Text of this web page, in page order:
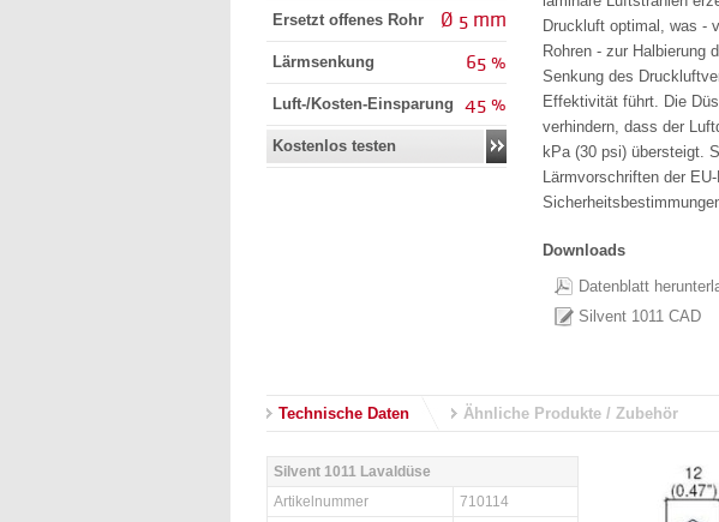
Ersetzt offenes Rohr Ø 5 mm
Lärmsenkung 65 %
Luft-/Kosten-Einsparung 45 %
Kostenlos testen
Druckluft optimal, was -
Rohren - zur Halbierung
Senkung des
Effektivität führt. Die
verhindern, dass der
kPa (30 psi) übersteigt.
Lärmvorschriften der
Downloads
Datenblatt
Silvent 1011 CAD
Technische Daten Ähnliche Produkte / Zubehör
Silvent 1011 Lavaldüse
Artikelnummer
710114